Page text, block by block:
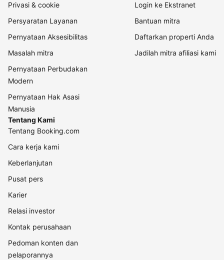
Privasi & cookie
Persyaratan Layanan
Pernyataan Aksesibilitas
Masalah mitra
Pernyataan Perbudakan
Modern
Pernyataan Hak Asasi
Manusia
Login ke Ekstranet
Bantuan mitra
Daftarkan properti Anda
Jadilah mitra afiliasi kami
Tentang Kami
Tentang Booking.com
Cara kerja kami
Keberlanjutan
Pusat pers
Karier
Relasi investor
Kontak perusahaan
Pedoman konten dan
pelaporannya